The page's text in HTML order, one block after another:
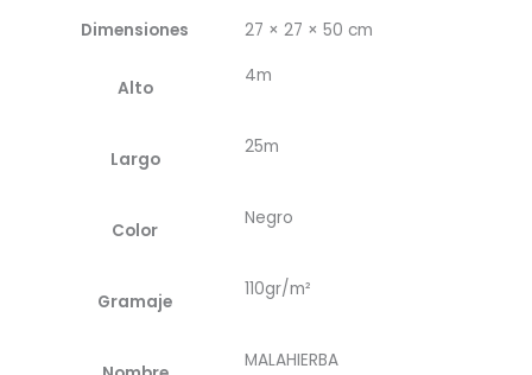
Dimensiones
27 × 27 × 50 cm
Alto
4m
Largo
25m
Color
Negro
Gramaje
110gr/m²
MALAHIERBA